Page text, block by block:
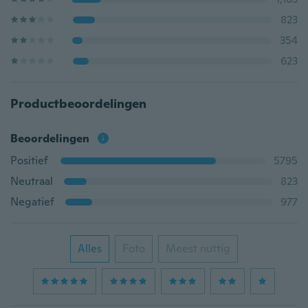
823
354
623
Productbeoordelingen
Beoordelingen
Positief
5795
Neutraal
823
Negatief
977
Alles Foto Meest nuttig